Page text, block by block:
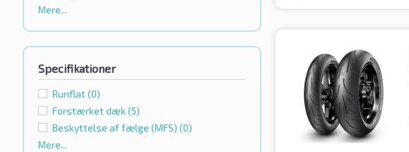
Mere...
Specifikationer
Runflat(0)
Forstærket dæk (5)
Beskyttelse af fælge (MFS) (0)
Mere...